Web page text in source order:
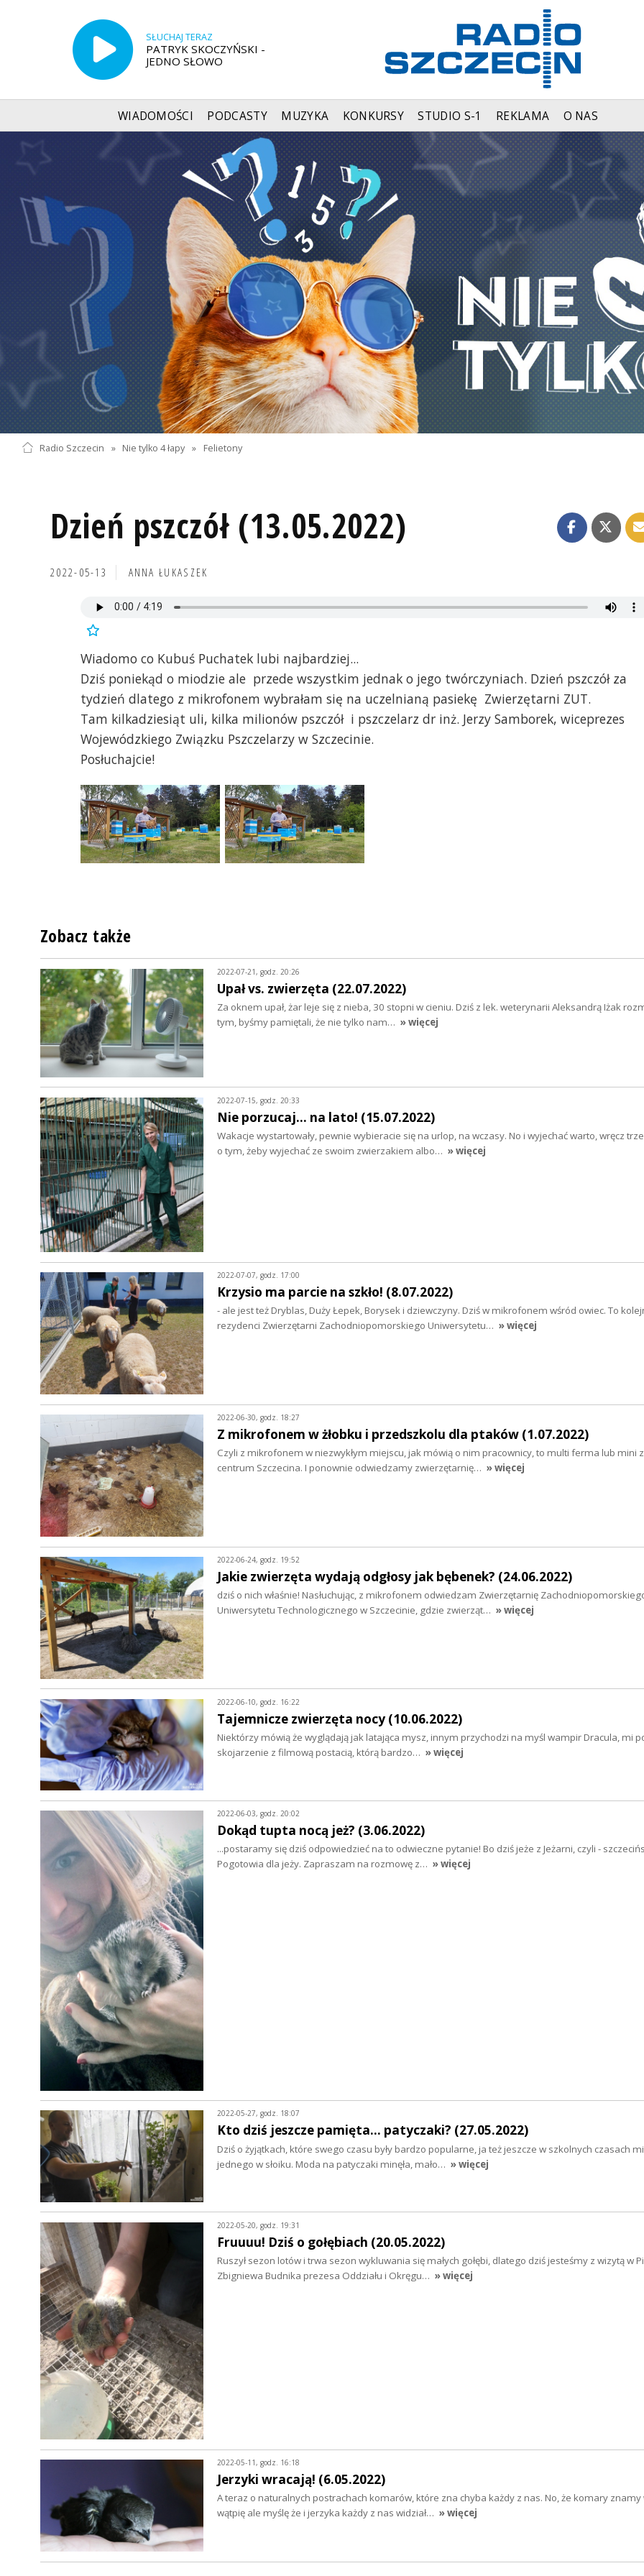
SŁUCHAJ TERAZ
PATRYK SKOCZYŃSKI -
JEDNO SŁOWO
WIADOMOŚCI PODCASTY MUZYKA KONKURSY STUDIO S-1 REKLAMA O NAS
Radio Szczecin » Nie tylko 4 łapy » Felietony
Dzień pszczół (13.05.2022)
2022-05-13 ANNA ŁUKASZEK
Wiadomo co Kubuś Puchatek lubi najbardziej...
Dziś poniekąd o miodzie ale przede wszystkim jednak o jego twórczyniach. Dzień pszczół za
tydzień dlatego z mikrofonem wybrałam się na uczelnianą pasiekę Zwierzętarni ZUT.
Tam kilkadziesiąt uli, kilka milionów pszczół i pszczelarz dr inż. Jerzy Samborek, wiceprezes
Wojewódzkiego Związku Pszczelarzy w Szczecinie.
Posłuchajcie!
Zobacz także
2022-07-21, godz. 20:26
Upał vs. zwierzęta (22.07.2022)
Za oknem upał, żar leje się z nieba, 30 stopni w cieniu. Dziś z lek. weterynarii Aleksandrą Iżak
tym, byśmy pamiętali, że nie tylko nam… » więcej
2022-07-15, godz. 20:33
Nie porzucaj... na lato! (15.07.2022)
Wakacje wystartowały, pewnie wybieracie się na urlop, na wczasy. No i wyjechać warto, wręcz
o tym, żeby wyjechać ze swoim zwierzakiem albo… » więcej
2022-07-07, godz. 17:00
Krzysio ma parcie na szkło! (8.07.2022)
- ale jest też Dryblas, Duży Łepek, Borysek i dziewczyny. Dziś w mikrofonem wśród owiec. To
rezydenci Zwierzętarni Zachodniopomorskiego Uniwersytetu… » więcej
2022-06-30, godz. 18:27
Z mikrofonem w żłobku i przedszkolu dla ptaków (1.07.2022)
Czyli z mikrofonem w niezwykłym miejscu, jak mówią o nim pracownicy, to multi ferma lub mini
centrum Szczecina. I ponownie odwiedzamy zwierzętarnię… » więcej
2022-06-24, godz. 19:52
Jakie zwierzęta wydają odgłosy jak bębenek? (24.06.2022)
dziś o nich właśnie! Nasłuchując, z mikrofonem odwiedzam Zwierzętarnię
Uniwersytetu Technologicznego w Szczecinie, gdzie zwierząt… » więcej
2022-06-10, godz. 16:22
Tajemnicze zwierzęta nocy (10.06.2022)
Niektórzy mówią że wyglądają jak latająca mysz, innym przychodzi na myśl wampir Dracula, mi
skojarzenie z filmową postacią, którą bardzo… » więcej
2022-06-03, godz. 20:02
Dokąd tupta nocą jeż? (3.06.2022)
...postaramy się dziś odpowiedzieć na to odwieczne pytanie! Bo dziś jeże z Jeżarni, czyli -
Pogotowia dla jeży. Zapraszam na rozmowę z… » więcej
2022-05-27, godz. 18:07
Kto dziś jeszcze pamięta... patyczaki? (27.05.2022)
Dziś o żyjątkach, które swego czasu były bardzo popularne, ja też jeszcze w szkolnych czasach
jednego w słoiku. Moda na patyczaki minęła, mało… » więcej
2022-05-20, godz. 19:31
Fruuuu! Dziś o gołębiach (20.05.2022)
Ruszył sezon lotów i trwa sezon wykluwania się małych gołębi, dlatego dziś jesteśmy z wizytą w
Zbigniewa Budnika prezesa Oddziału i Okręgu… » więcej
2022-05-11, godz. 16:18
Jerzyki wracają! (6.05.2022)
A teraz o naturalnych postrachach komarów, które zna chyba każdy z nas. No, że komary znamy
wątpię ale myślę że i jerzyka każdy z nas widział… » więcej